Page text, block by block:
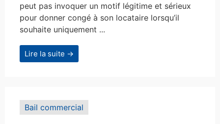
peut pas invoquer un motif légitime et sérieux
pour donner congé à son locataire lorsqu’il
souhaite uniquement ...
Lire la suite →
Bail commercial